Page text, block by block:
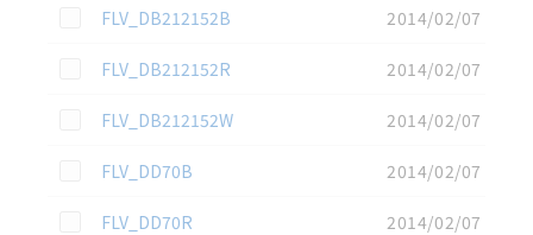
この資料を選択
FLV_DB212152B
2014/02/07
この資料を選択
FLV_DB212152R
2014/02/07
この資料を選択
FLV_DB212152W
2014/02/07
この資料を選択
FLV_DD70B
2014/02/07
この資料を選択
FLV_DD70R
2014/02/07